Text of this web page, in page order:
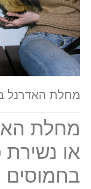
מחלת האדרנל
מחלת
או נשירת
בחמוסים